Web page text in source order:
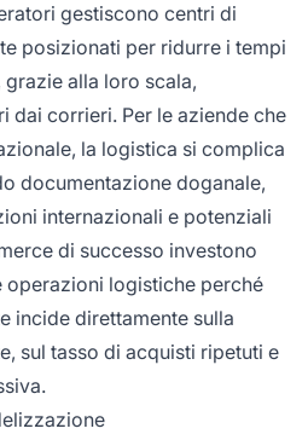
gestiscono centri di
posizionati per ridurre i tempi
alla loro scala,
dai corrieri. Per le aziende che
la logistica si complica
documentazione doganale,
internazionali e potenziali
di successo investono
operazioni logistiche perché
incide direttamente sulla
sul tasso di acquisti ripetuti e